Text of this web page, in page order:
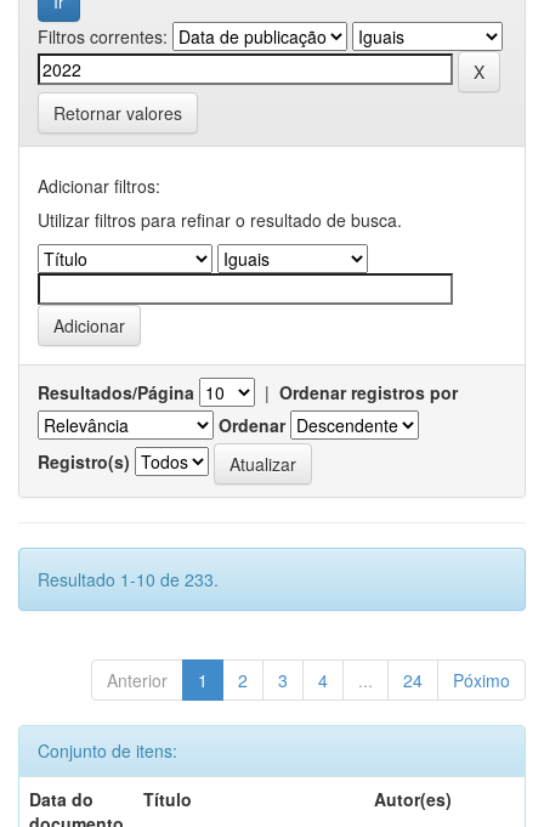
Filtros correntes:
Retornar valores
Adicionar filtros:
Utilizar filtros para refinar o resultado de busca.
Resultados/Página | Ordenar registros por
Ordenar
Registro(s)
Resultado 1-10 de 233.
Anterior 1 2 3 4 ... 24 Póximo
Conjunto de itens:
Data do
Título Autor(es)